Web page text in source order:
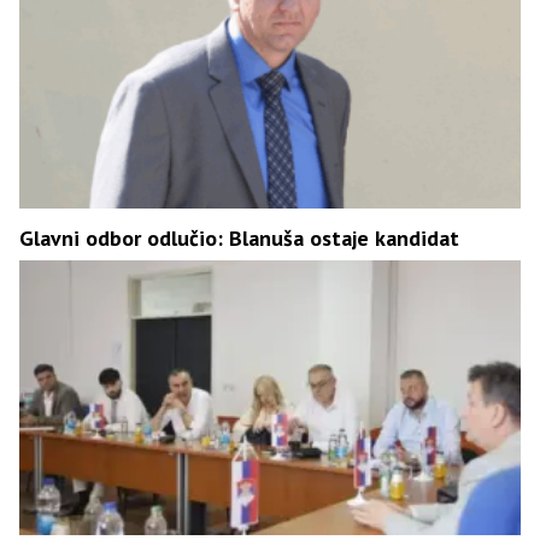
Glavni odbor odlučio: Blanuša ostaje kandidat